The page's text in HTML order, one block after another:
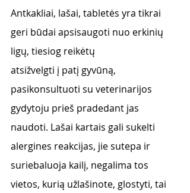
Antkakliai, lašai, tabletės yra tikrai
geri būdai apsisaugoti nuo erkinių
ligų, tiesiog reikėtų
atsižvelgti į patį gyvūną,
pasikonsultuoti su veterinarijos
gydytoju prieš pradedant jas
naudoti. Lašai kartais gali sukelti
alergines reakcijas, jie sutepa ir
suriebaluoja kailį, negalima tos
vietos, kurią užlašinote, glostyti, tai